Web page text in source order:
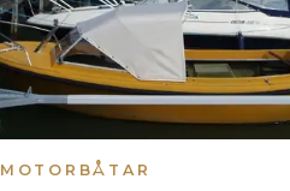
MOTORBÅTAR